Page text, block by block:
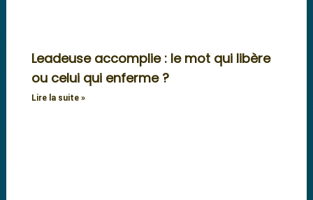
Leadeuse accomplie : le mot qui libère
ou celui qui enferme ?
Lire la suite »